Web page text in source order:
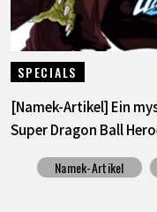
SPECIALS
[Namek-Artikel] Ein
Super Dragon Ball
Namek-Artikel